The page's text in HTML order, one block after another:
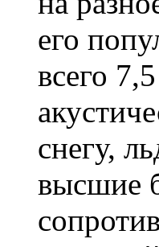
его
всего
снегу,
высшие